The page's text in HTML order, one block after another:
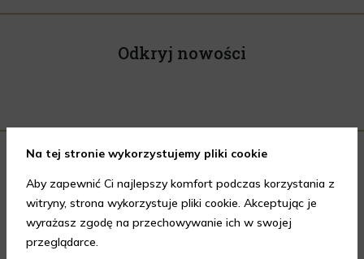
Odkryj nowości
Na tej stronie wykorzystujemy pliki cookie
Aby zapewnić Ci najlepszy komfort podczas korzystania z
witryny, strona wykorzystuje pliki cookie. Akceptując je
wyrażasz zgodę na przechowywanie ich w swojej
przeglądarce.